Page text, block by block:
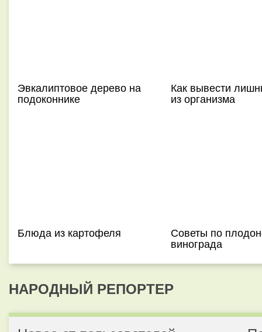
Эвкалиптовое дерево на
подоконнике
Как вывести
из организма
Блюда из картофеля Советы по
винограда
НАРОДНЫЙ РЕПОРТЕР